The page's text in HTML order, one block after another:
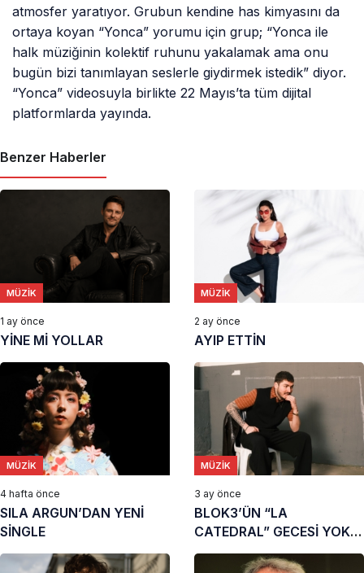
atmosfer yaratıyor. Grubun kendine has kimyasını da
ortaya koyan “Yonca” yorumu için grup; “Yonca ile
halk müziğinin kolektif ruhunu yakalamak ama onu
bugün bizi tanımlayan seslerle giydirmek istedik” diyor.
“Yonca” videosuyla birlikte 22 Mayıs’ta tüm dijital
platformlarda yayında.
Benzer Haberler
MÜZIK
1 ay önce
YİNE Mİ YOLLAR
MÜZIK
2 ay önce
AYIP ETTİN
MÜZIK
4 hafta önce
SILA ARGUN’DAN YENİ
SİNGLE
MÜZIK
3 ay önce
BLOK3’ÜN “LA
CATEDRAL” GECESİ YOK
SATIYOR